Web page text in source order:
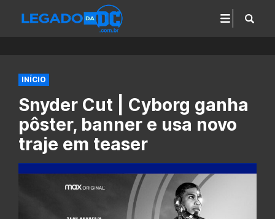
INÍCIO
Snyder Cut | Cyborg ganha
pôster, banner e usa novo
traje em teaser